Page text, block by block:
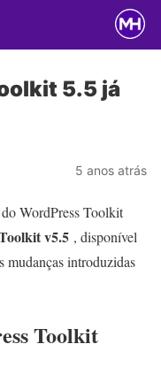
5.5 já
5 anos atrás
WordPress Toolkit
v5.5 , disponível
mudanças introduzidas
Toolkit